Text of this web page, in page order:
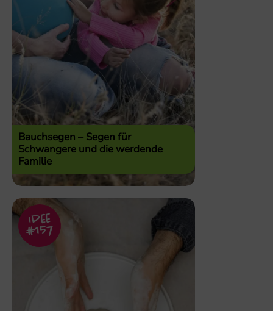
Bauchsegen – Segen für
Schwangere und die werdende
Familie
Idee
#157